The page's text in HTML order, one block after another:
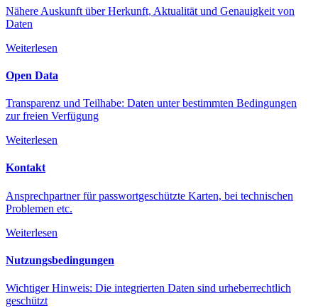
Nähere Auskunft über Herkunft, Aktualität und Genauigkeit von
Daten
Weiterlesen
Open Data
Transparenz und Teilhabe: Daten unter bestimmten Bedingungen
zur freien Verfügung
Weiterlesen
Kontakt
Ansprechpartner für passwortgeschützte Karten, bei technischen
Problemen etc.
Weiterlesen
Nutzungsbedingungen
Wichtiger Hinweis: Die integrierten Daten sind urheberrechtlich
geschützt